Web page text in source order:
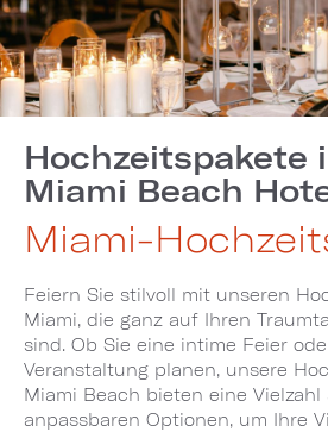
Hochzeitspakete
Miami Beach
Miami-
Feiern Sie stilvoll mit unseren
Miami, die ganz auf Ihren
sind. Ob Sie eine intime Feier
Veranstaltung planen, unsere
Miami Beach bieten eine
anpassbaren Optionen, um Ihre